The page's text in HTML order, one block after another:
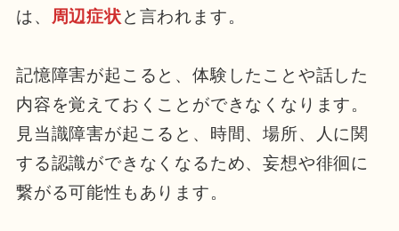
は、 周辺症状と言われます。
記憶障害が起こると、体験したことや話した
内容を覚えておくことができなくなります。
見当識障害が起こると、時間、場所、人に関
する認識ができなくなるため、妄想や徘徊に
繋がる可能性もあります。